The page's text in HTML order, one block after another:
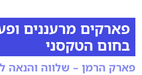
פארקים מרעננים
בחום הטקסני
פארק הרמן – שלווה